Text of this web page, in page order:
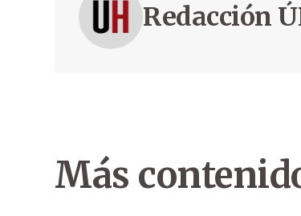
Redacción
Más